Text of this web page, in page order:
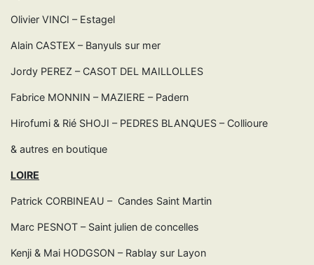
Olivier VINCI – Estagel
Alain CASTEX – Banyuls sur mer
Jordy PEREZ – CASOT DEL MAILLOLLES
Fabrice MONNIN – MAZIERE – Padern
Hirofumi & Rié SHOJI – PEDRES BLANQUES – Collioure
& autres en boutique
LOIRE
Patrick CORBINEAU – Candes Saint Martin
Marc PESNOT – Saint julien de concelles
Kenji & Mai HODGSON – Rablay sur Layon